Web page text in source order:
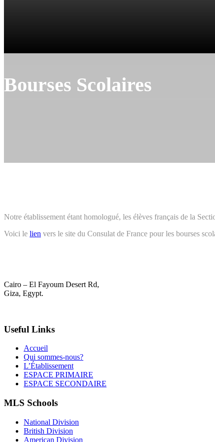
Bourses Scolaires
Notre établissement étant homologué, les élèves français de la
Voici le lien vers le site du Consulat de France pour les bourses
Cairo – El Fayoum Desert Rd,
Giza, Egypt.
Useful Links
Accueil
Qui sommes-nous?
L’Établissement
ESPACE PRIMAIRE
ESPACE SECONDAIRE
MLS Schools
National Division
British Division
American Division